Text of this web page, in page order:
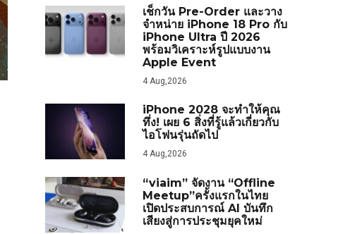
เช็กวัน Pre-Order และวาง
จำหน่าย iPhone 18 Pro กับ
iPhone Ultra ปี 2026
พร้อมวิเคราะห์รูปแบบงาน
Apple Event
4 Aug,2026
iPhone 2028 จะทำให้คุณ
ทึ่ง! เผย 6 สิ่งที่รู้แล้วเกี่ยวกับ
ไอโฟนรุ่นถัดไป
4 Aug,2026
“viaim” จัดงาน “Offline
Meetup”ครั้งแรกในไทย
เปิดประสบการณ์ AI บันทึก
เสียงสู่การประชุมยุคใหม่